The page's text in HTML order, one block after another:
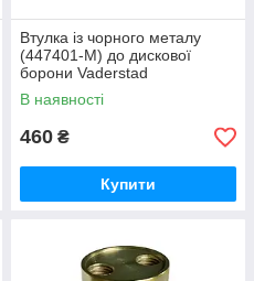
Втулка із чорного металу
(447401-M) до дискової
борони Vaderstad
В наявності
460 ₴
Купити